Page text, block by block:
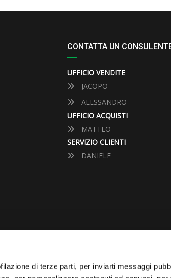
di terze parti, per inviarti messaggi
CONTATTA UN
UFFICIO VENDITE
JACOPO
ALESSANDRO
UFFICIO ACQUISTI
MATTEO
SERVIZIO CLIENTI
DANIELE
VUOI VENDERE LA TUA